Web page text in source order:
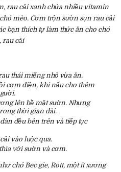
rau cải xanh chứa nhiều vitamin
mèo. Cơm trộn sườn sụn rau cải
bạn thích tự làm thức ăn cho chó
rau cải
thái miếng nhỏ vừa ăn.
cơm điện, khi nấu cho thêm
lên bề mặt sườn. Nhưng
thời gian dài.
đều bên trên và tiếp tục
vào luộc qua.
với sườn và cơm.
chó Bec gie, Rott, một ít xương